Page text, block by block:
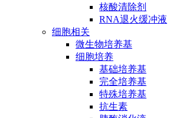
核酸清除剂
RNA退火缓冲液
细胞相关
微生物培养基
细胞培养
基础培养基
完全培养基
特殊培养基
抗生素